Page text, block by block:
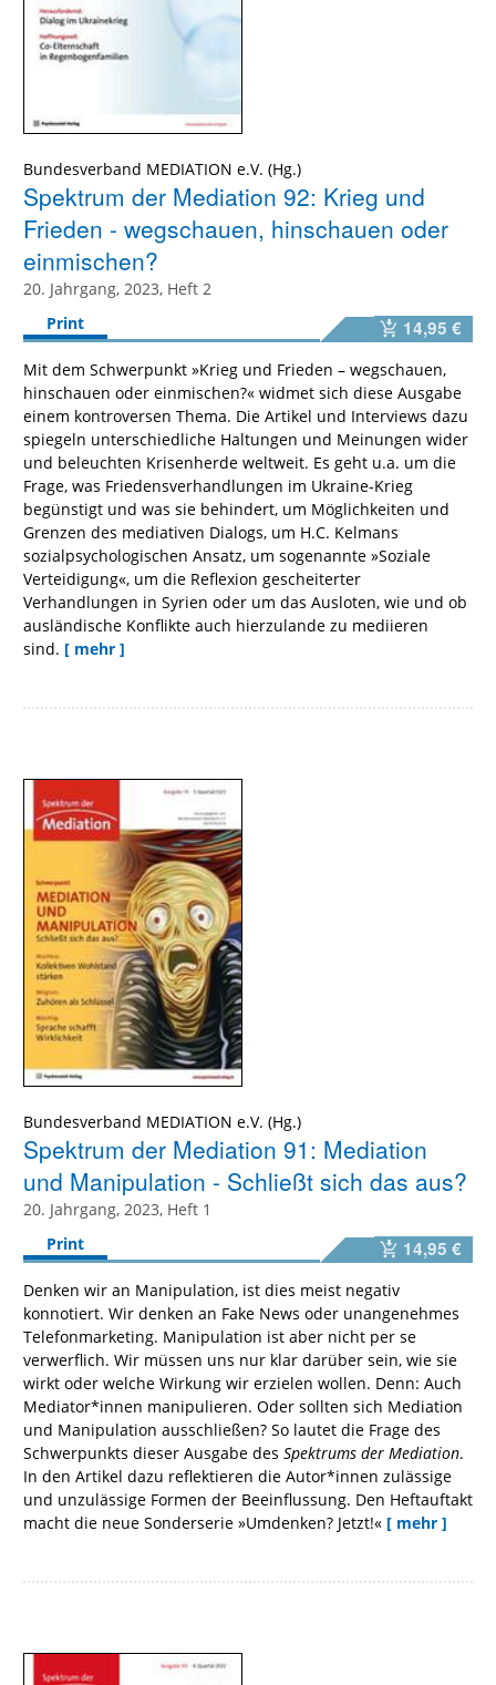
Bundesverband MEDIATION e.V.
Spektrum der Mediation 92: Krieg und
Frieden - wegschauen, hinschauen oder
einmischen?
20. Jahrgang, 2023, Heft 2
Print
14,95 €
Mit dem Schwerpunkt »Krieg und Frieden – wegschauen,
hinschauen oder einmischen?« widmet sich diese Ausgabe
einem kontroversen Thema. Die Artikel und Interviews dazu
spiegeln unterschiedliche Haltungen und Meinungen wider
und beleuchten Krisenherde weltweit. Es geht u.a. um die
Frage, was Friedensverhandlungen im Ukraine-Krieg
begünstigt und was sie behindert, um Möglichkeiten und
Grenzen des mediativen Dialogs, um H.C. Kelmans
sozialpsychologischen Ansatz, um sogenannte »Soziale
Verteidigung«, um die Reflexion gescheiterter
Verhandlungen in Syrien oder um das Ausloten, wie und ob
ausländische Konflikte auch hierzulande zu mediieren
sind. [ mehr ]
Bundesverband MEDIATION e.V.
Spektrum der Mediation 91: Mediation
und Manipulation - Schließt sich das aus?
20. Jahrgang, 2023, Heft 1
Print
14,95 €
Denken wir an Manipulation, ist dies meist negativ
konnotiert. Wir denken an Fake News oder unangenehmes
Telefonmarketing. Manipulation ist aber nicht per se
verwerflich. Wir müssen uns nur klar darüber sein, wie sie
wirkt oder welche Wirkung wir erzielen wollen. Denn: Auch
Mediator*innen manipulieren. Oder sollten sich Mediation
und Manipulation ausschließen? So lautet die Frage des
Schwerpunkts dieser Ausgabe des Spektrums der Mediation.
In den Artikel dazu reflektieren die Autor*innen zulässige
und unzulässige Formen der Beeinflussung. Den Heftauftakt
macht die neue Sonderserie »Umdenken? Jetzt!« [ mehr ]